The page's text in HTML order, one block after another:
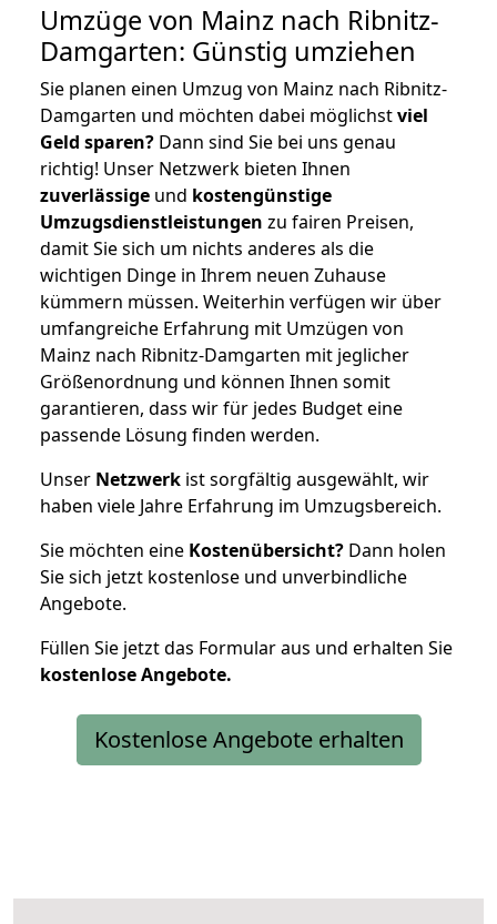
Umzüge von Mainz nach Ribnitz-
Damgarten: Günstig umziehen
Sie planen einen Umzug von Mainz nach Ribnitz-
Damgarten und möchten dabei möglichstviel
Geld sparen? Dann sind Sie bei uns genau
richtig! Unser Netzwerk bieten Ihnen
zuverlässige und kostengünstige
Umzugsdienstleistungen zu fairen Preisen,
damit Sie sich um nichts anderes als die
wichtigen Dinge in Ihrem neuen Zuhause
kümmern müssen. Weiterhin verfügen wir über
umfangreiche Erfahrung mit Umzügen von
Mainz nach Ribnitz-Damgarten mit jeglicher
Größenordnung und können Ihnen somit
garantieren, dass wir für jedes Budget eine
passende Lösung finden werden.
Unser Netzwerk ist sorgfältig ausgewählt, wir
haben viele Jahre Erfahrung im Umzugsbereich.
Sie möchten eine Kostenübersicht? Dann holen
Sie sich jetzt kostenlose und unverbindliche
Angebote.
Füllen Sie jetzt das Formular aus und erhalten Sie
kostenloseAngebote.
Kostenlose Angebote erhalten